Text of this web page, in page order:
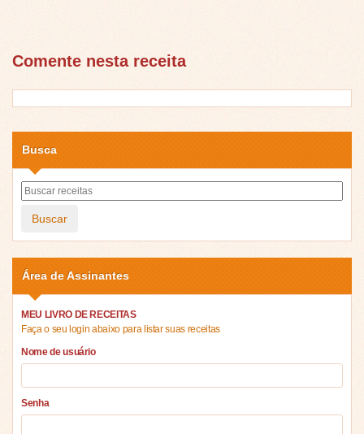
Comente nesta receita
Busca
Buscar
Área de Assinantes
MEU LIVRO DE RECEITAS
Faça o seu login abaixo para listar suas receitas
Nome de usuário
Senha